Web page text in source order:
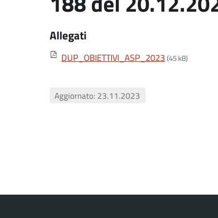
Allegati
DUP_OBIETTIVI_ASP_2023 (45 kB)
Aggiornato: 23.11.2023